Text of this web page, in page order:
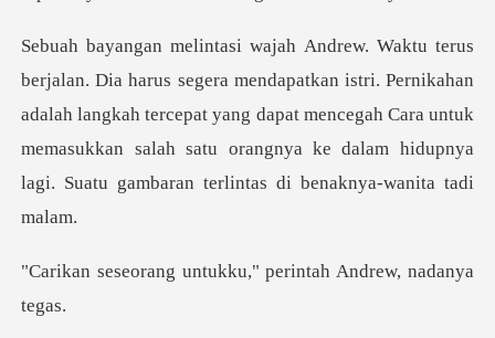
istri. Pernikahan
adalah langkah tercepat yang dapat mencegah Cara untuk
memasukkan salah s
ntukku," perintah An